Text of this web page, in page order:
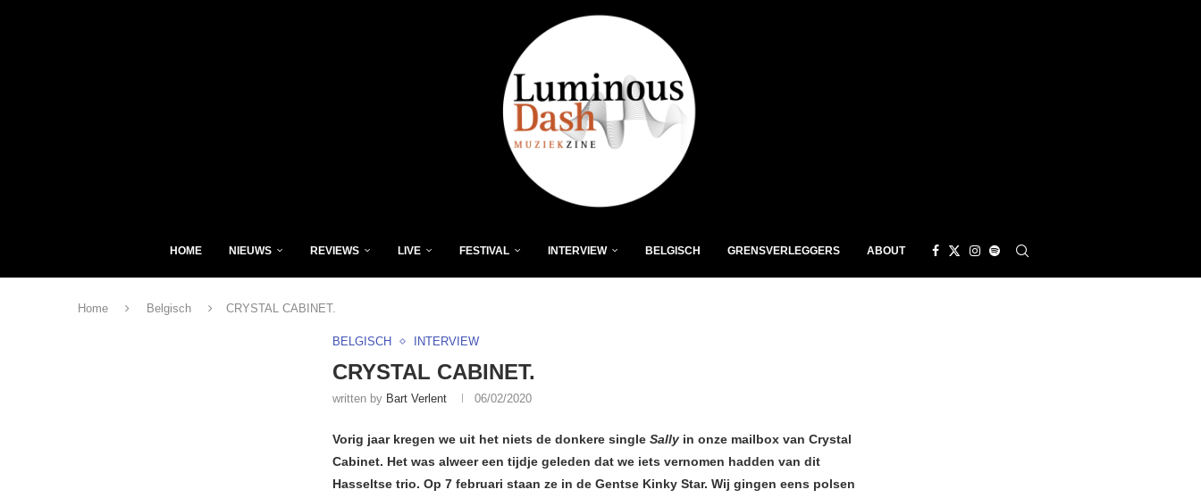
HOME NIEUWS REVIEWS LIVE FESTIVAL INTERVIEW BELGISCH GRENSVERLEGGERS ABOUT
Home Belgisch CRYSTAL CABINET.
BELGISCH INTERVIEW
CRYSTAL CABINET.
written by Bart Verlent 06/02/2020
Vorig jaar kregen we uit het niets de donkere single Sally in onze mailbox van Crystal
Cabinet. Het was alweer een tijdje geleden dat we iets vernomen hadden van dit
Hasseltse trio. Op 7 februari staan ze in de Gentse Kinky Star. Wij gingen eens polsen